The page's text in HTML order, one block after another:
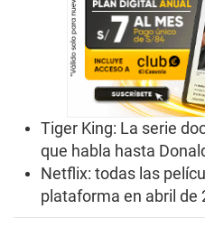
Tiger King: La serie
que habla hasta
Netflix: todas las
plataforma en abril de